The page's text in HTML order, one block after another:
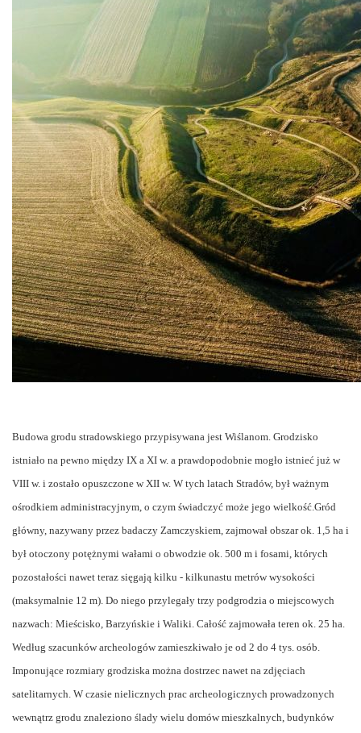
Budowa grodu stradowskiego przypisywana jest Wiślanom. Grodzisko
istniało na pewno między IX a XI w. a prawdopodobnie mogło istnieć już w
VIII w. i zostało opuszczone w XII w. W tych latach Stradów, był ważnym
ośrodkiem administracyjnym, o czym świadczyć może jego wielkość.Gród
główny, nazywany przez badaczy Zamczyskiem, zajmował obszar ok. 1,5 ha i
był otoczony potężnymi wałami o obwodzie ok. 500 m i fosami, których
pozostałości nawet teraz sięgają kilku - kilkunastu metrów wysokości
(maksymalnie 12 m). Do niego przylegały trzy podgrodzia o miejscowych
nazwach: Mieścisko, Barzyńskie i Waliki. Całość zajmowała teren ok. 25 ha.
Według szacunków archeologów zamieszkiwało je od 2 do 4 tys. osób.
Imponujące rozmiary grodziska można dostrzec nawet na zdjęciach
satelitarnych. W czasie nielicznych prac archeologicznych prowadzonych
wewnątrz grodu znaleziono ślady wielu domów mieszkalnych, budynków